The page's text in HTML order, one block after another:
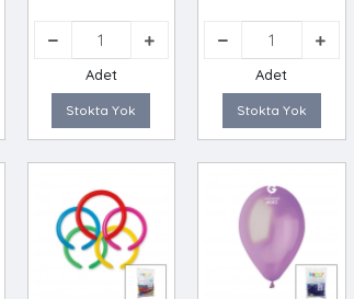
Adet
Stokta Yok
Adet
Stokta Yok